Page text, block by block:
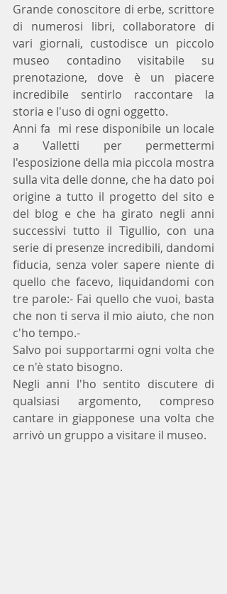
Grande conoscitore di erbe, scrittore
di numerosi libri, collaboratore di
vari giornali, custodisce un piccolo
museo contadino visitabile su
prenotazione, dove è un piacere
incredibile sentirlo raccontare la
storia e l'uso di ogni oggetto.
Anni fa  mi rese disponibile un locale
a Valletti per permettermi
l'esposizione della mia piccola mostra
sulla vita delle donne, che ha dato poi
origine a tutto il progetto del sito e
del blog e che ha girato negli anni
successivi tutto il Tigullio, con una
serie di presenze incredibili, dandomi
fiducia, senza voler sapere niente di
quello che facevo, liquidandomi con
tre parole:- Fai quello che vuoi, basta
che non ti serva il mio aiuto, che non
c'ho tempo.-
Salvo poi supportarmi ogni volta che
ce n'è stato bisogno.
Negli anni l'ho sentito discutere di
qualsiasi argomento, compreso
cantare in giapponese una volta che
arrivò un gruppo a visitare il museo.